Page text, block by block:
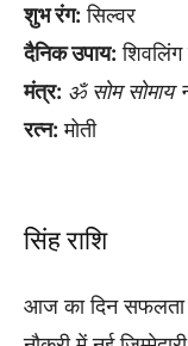
शुभ रंग: सिल्वर
दैनिक उपाय:
मंत्र: ॐ सोम सोमाय
रत्न: मोती
सिंह राशि
आज का दिन सफलता